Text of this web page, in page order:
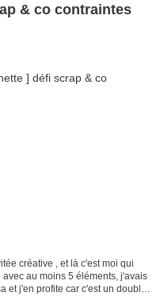
& co contraintes
créative , et là c'est moi qui
au moins 5 éléments, j'avais
et j'en profite car c'est un doublé